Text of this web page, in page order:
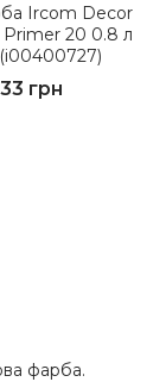
Ircom Decor
Prіmer 20 0.8 л
грн
фарба.